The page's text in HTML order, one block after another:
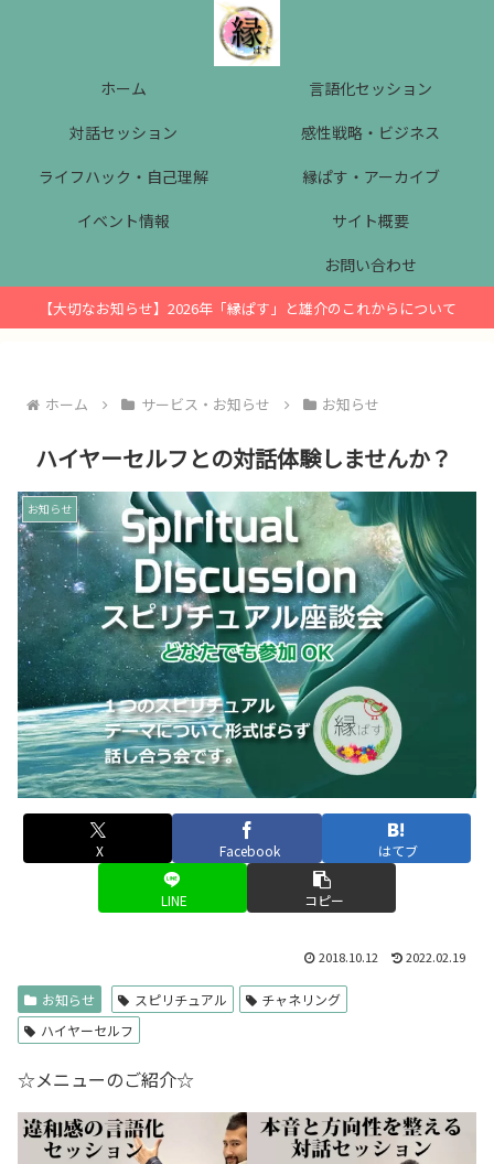
ホーム
言語化セッション
対話セッション
感性戦略・ビジネス
ライフハック・自己理解
縁ぱす・アーカイブ
イベント情報
サイト概要
お問い合わせ
【大切なお知らせ】2026年「縁ぱす」と雄介のこれからについて
ホーム サービス・お知らせ お知らせ
ハイヤーセルフとの対話体験しませんか？
お知らせ
X Facebook はてブ
LINE コピー
2018.10.12 2022.02.19
お知らせ スピリチュアル
チャネリング
ハイヤーセルフ
☆メニューのご紹介☆